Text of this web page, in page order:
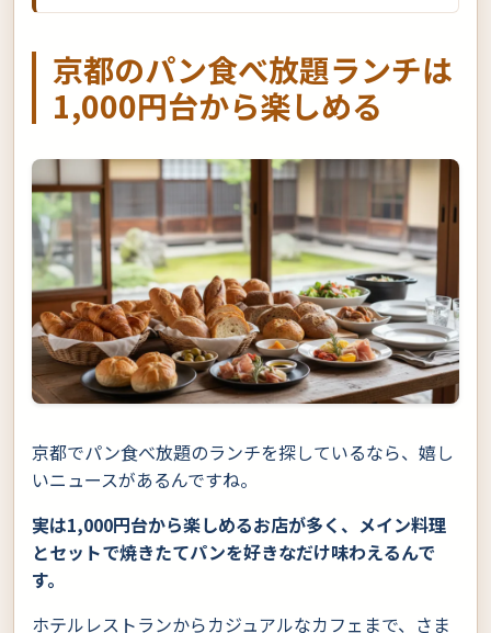
京都のパン食べ放題ランチは
1,000円台から楽しめる
京都でパン食べ放題のランチを探しているなら、嬉し
いニュースがあるんですね。
実は1,000円台から楽しめるお店が多く、メイン料理
とセットで焼きたてパンを好きなだけ味わえるんで
す。
ホテルレストランからカジュアルなカフェまで、さま